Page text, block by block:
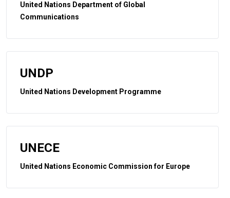
United Nations Department of Global
Communications
UNDP
United Nations Development Programme
UNECE
United Nations Economic Commission for Europe